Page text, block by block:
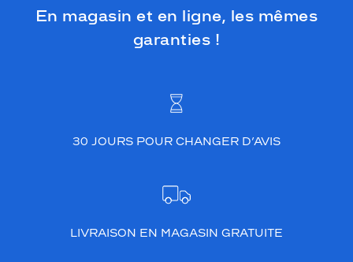
En magasin et en ligne, les mêmes
garanties !
30 JOURS POUR CHANGER D’AVIS
LIVRAISON EN MAGASIN GRATUITE